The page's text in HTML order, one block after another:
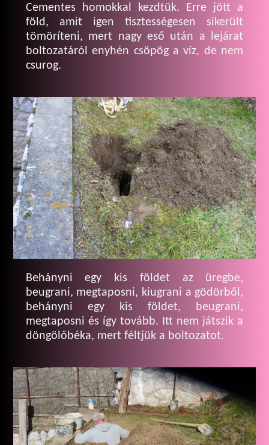
Cementes homokkal kezdtük. Erre jött a
föld, amit igen tisztességesen sikerült
tömöríteni, mert nagy eső után a lejárat
boltozatáról enyhén csöpög a víz, de nem
csurog.
Behányni egy kis földet az üregbe,
beugrani, megtaposni, kiugrani a gödörből,
behányni egy kis földet, beugrani,
megtaposni és így tovább. Itt nem játszik a
döngölőbéka, mert féltjük a boltozatot.